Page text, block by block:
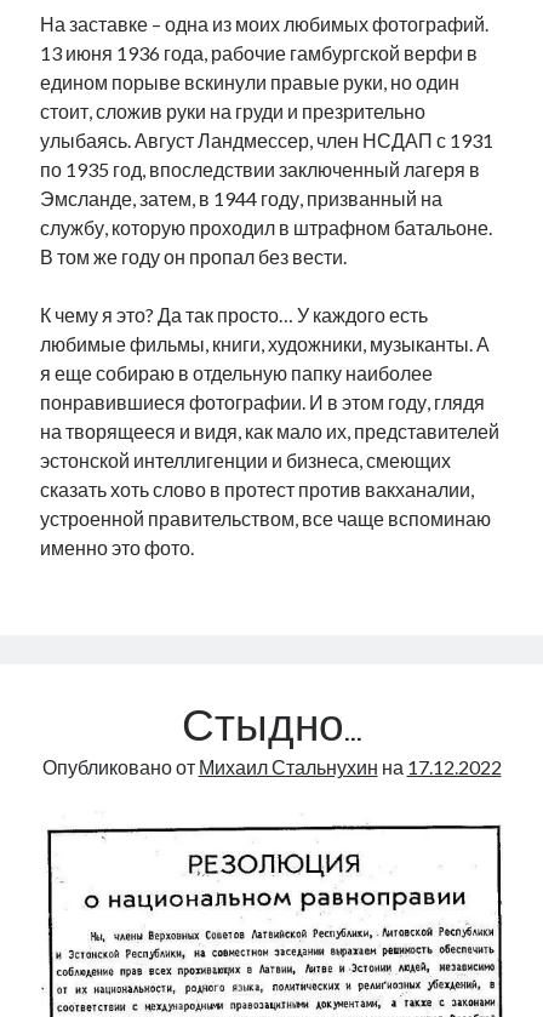
На заставке – одна из моих любимых фотографий.
13 июня 1936 года, рабочие гамбургской верфи в
едином порыве вскинули правые руки, но один
стоит, сложив руки на груди и презрительно
улыбаясь. Август Ландмессер, член НСДАП с 1931
по 1935 год, впоследствии заключенный лагеря в
Эмсланде, затем, в 1944 году, призванный на
службу, которую проходил в штрафном батальоне.
В том же году он пропал без вести.
К чему я это? Да так просто… У каждого есть
любимые фильмы, книги, художники, музыканты. А
я еще собираю в отдельную папку наиболее
понравившиеся фотографии. И в этом году, глядя
на творящееся и видя, как мало их, представителей
эстонской интеллигенции и бизнеса, смеющих
сказать хоть слово в протест против вакханалии,
устроенной правительством, все чаще вспоминаю
именно это фото.
Стыдно…
Опубликовано от Михаил Стальнухин на 17.12.2022